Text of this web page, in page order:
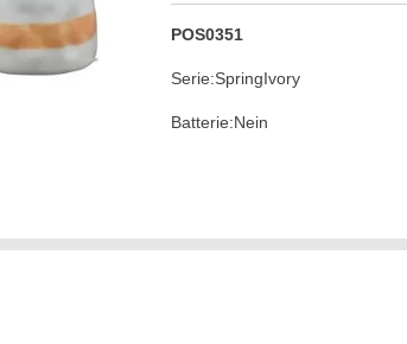
POS0351
Serie:SpringIvory
Batterie:Nein